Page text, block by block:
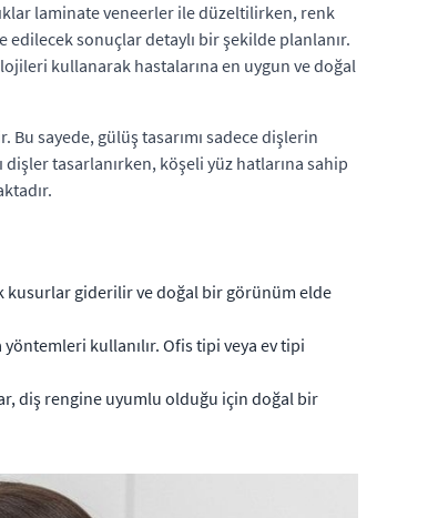
laminate veneerler ile düzeltilirken, renk
sonuçlar detaylı bir şekilde planlanır.
kullanarak hastalarına en uygun ve doğal
sayede, gülüş tasarımı sadece dişlerin
tasarlanırken, köşeli yüz hatlarına sahip
kusurlar giderilir ve doğal bir görünüm elde
kullanılır. Ofis tipi veya ev tipi
diş rengine uyumlu olduğu için doğal bir